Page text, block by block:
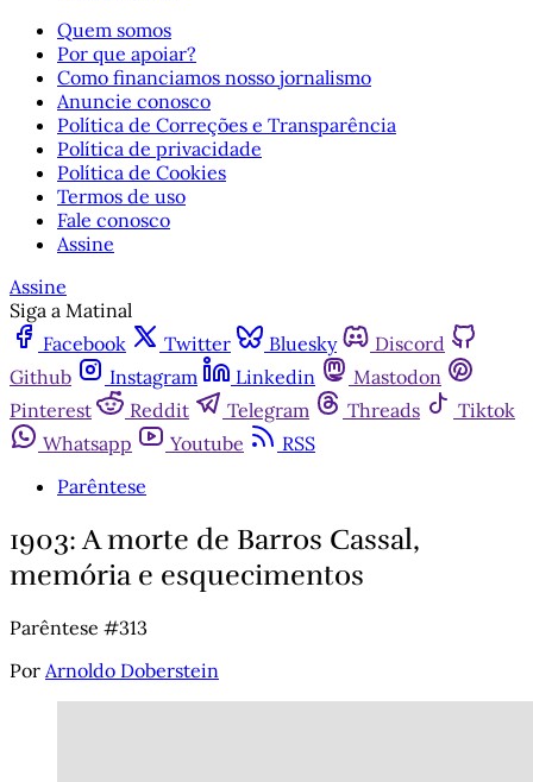
Quem somos
Por que apoiar?
Como financiamos nosso jornalismo
Anuncie conosco
Política de Correções e Transparência
Política de privacidade
Política de Cookies
Termos de uso
Fale conosco
Assine
Assine
Siga a Matinal
Facebook
Twitter Bluesky
Discord
Github
Instagram Linkedin
Mastodon
Pinterest
Reddit Telegram Threads
Tiktok
Whatsapp
Youtube
RSS
Parêntese
1903: A morte de Barros Cassal,
memória e esquecimentos
Parêntese #313
Por Arnoldo Doberstein